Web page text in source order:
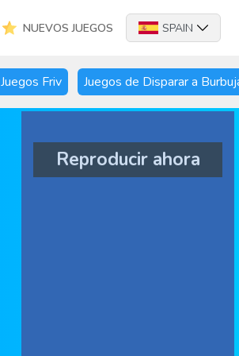
NUEVOS JUEGOS SPAIN
Juegos Friv Juegos de Disparar a
Reproducir ahora